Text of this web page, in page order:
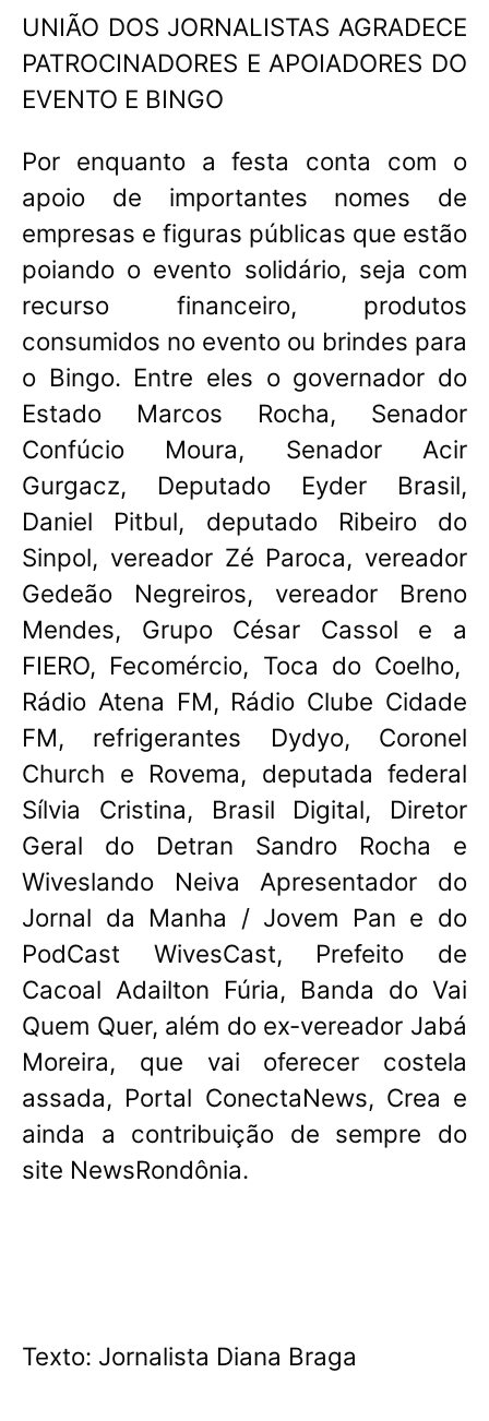
UNIÃO DOS JORNALISTAS AGRADECE
PATROCINADORES E APOIADORES DO
EVENTO E BINGO
Por enquanto a festa conta com o
apoio de importantes nomes de
empresas e figuras públicas que estão
poiando o evento solidário, seja com
recurso financeiro, produtos
consumidos no evento ou brindes para
o Bingo. Entre eles o governador do
Estado Marcos Rocha, Senador
Confúcio Moura, Senador Acir
Gurgacz, Deputado Eyder Brasil,
Daniel Pitbul, deputado Ribeiro do
Sinpol, vereador Zé Paroca, vereador
Gedeão Negreiros, vereador Breno
Mendes, Grupo César Cassol e a
FIERO, Fecomércio, Toca do Coelho,
Rádio Atena FM, Rádio Clube Cidade
FM, refrigerantes Dydyo, Coronel
Church e Rovema, deputada federal
Sílvia Cristina, Brasil Digital, Diretor
Geral do Detran Sandro Rocha e
Wiveslando Neiva Apresentador do
Jornal da Manha / Jovem Pan e do
PodCast WivesCast, Prefeito de
Cacoal Adailton Fúria, Banda do Vai
Quem Quer, além do ex-vereador Jabá
Moreira, que vai oferecer costela
assada, Portal ConectaNews, Crea e
ainda a contribuição de sempre do
site NewsRondônia.
Texto: Jornalista Diana Braga